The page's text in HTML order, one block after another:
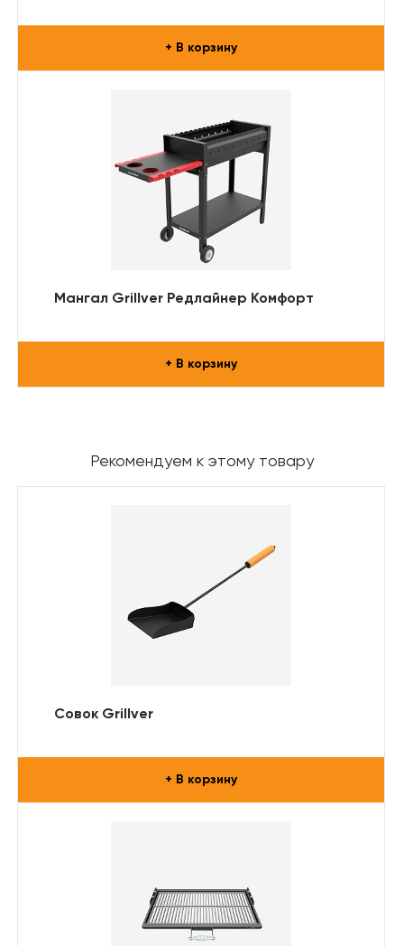
+ В корзину
Мангал Grillver Редлайнер Комфорт
+ В корзину
Рекомендуем к этому товару
Совок Grillver
+ В корзину